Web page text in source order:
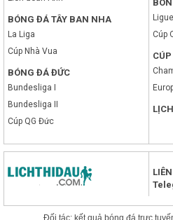
BÓNG ĐÁ TÂY BAN NHA
La Liga
Cúp Nhà Vua
BÓNG ĐÁ ĐỨC
Bundesliga I
Bundesliga II
Cúp QG Đức
Cúp
Ðối tác: kết quả bóng đá trực